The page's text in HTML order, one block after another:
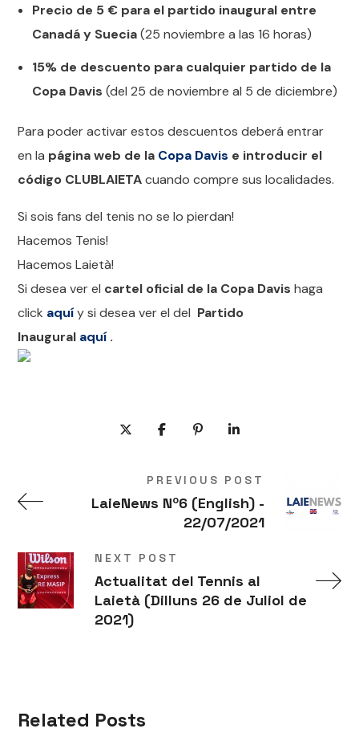
Precio de 5 € para el partido inaugural entre
Canadá y Suecia(25 noviembre a las 16 horas)
15% de descuento para cualquier partido de la
Copa Davis (del 25 de noviembre al 5 de diciembre)
Para poder activar estos descuentos deberá entrar
en la página web de la Copa Davis e introducir el
código CLUBLAIETAcuando compre sus localidades.
Si sois fans del tenis no se lo pierdan!
Hacemos Tenis!
Hacemos Laietà!
Si desea ver el cartel oficial de la Copa Davis haga
click aquíy si desea ver el del Partido
Inaugural aquí .
PREVIOUS POST
LaieNews Nº6 (English) -
22/07/2021
NEXT POST
Actualitat del Tennis al
Laietà (Dilluns 26 de Juliol de
2021)
Related Posts